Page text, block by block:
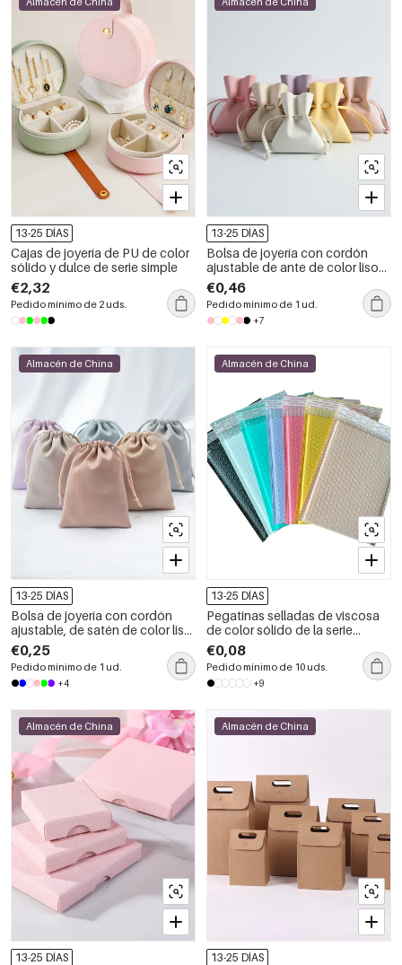
13-25 DÍAS
Cajas de joyería de PU de color
sólido y dulce de serie simple
€2,32
Pedido mínimo de 2 uds.
13-25 DÍAS
Bolsa de joyería con cordón
ajustable de ante de color liso
(1 unidad)
€0,46
Pedido mínimo de 1 ud.
+7
Almacén de China
13-25 DÍAS
Bolsa de joyería con cordón
ajustable, de satén de color liso
(1 unidad).
€0,25
Pedido mínimo de 1 ud.
+4
Almacén de China
13-25 DÍAS
Pegatinas selladas de viscosa
de color sólido de la serie
Simple Daily
€0,08
Pedido mínimo de 10 uds.
+9
Almacén de China
13-25 DÍAS
Almacén de China
13-25 DÍAS